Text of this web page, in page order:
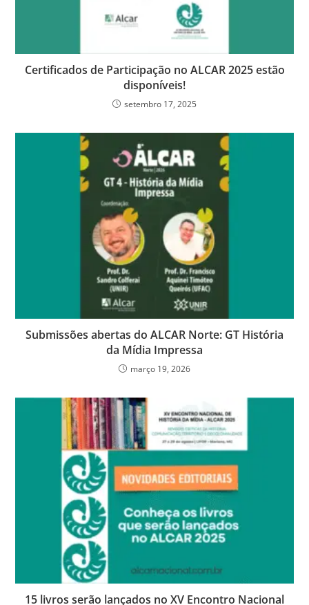
Certificados de Participação no ALCAR 2025 estão
disponíveis!
setembro 17, 2025
Submissões abertas do ALCAR Norte: GT História
da Mídia Impressa
março 19, 2026
15 livros serão lançados no XV Encontro Nacional